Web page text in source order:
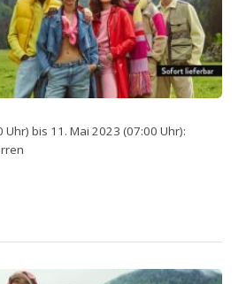
bis 11. Mai 2023 (07:00 Uhr):